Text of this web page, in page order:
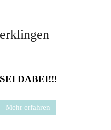
erklingen
SEI DABEI!!!
Mehr erfahren